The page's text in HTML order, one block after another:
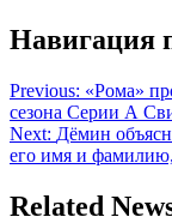
Навигация
Previous: «Рома»
сезона Серии А
Next: Дёмин
его имя и
Related